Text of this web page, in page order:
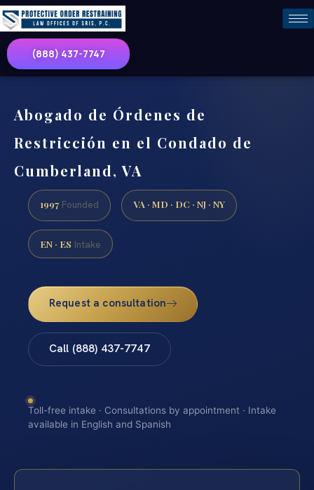
(888) 437-7747
Abogado de Órdenes de
Restricción en el Condado de
Cumberland, VA
1997 Founded VA · MD · DC · NJ · NY
EN · ES Intake
Request a consultation
Call (888) 437-7747
Toll-free intake · Consultations by appointment · Intake
available in English and Spanish